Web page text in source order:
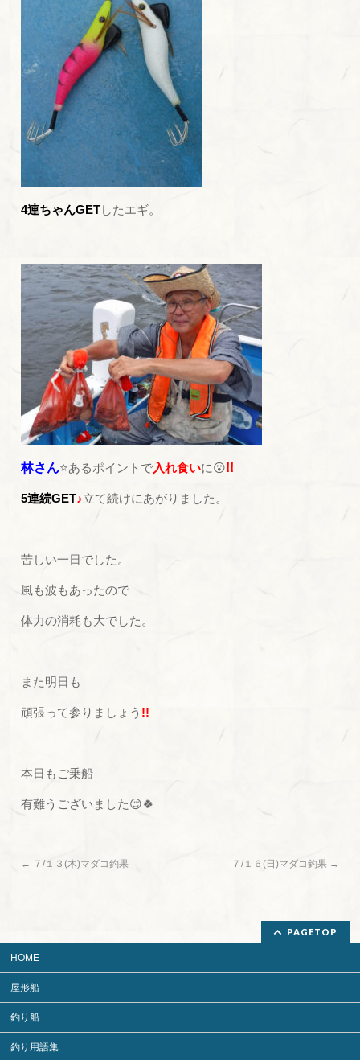
4連ちゃんGETしたエギ。
林さん⭐あるポイントで入れ食いに😮!!
5連続GET♪立て続けにあがりました。
苦しい一日でした。
風も波もあったので
体力の消耗も大でした。
また明日も
頑張って参りましょう !!
本日もご乗船
有難うございました😌🍀
← ７/１３(木)マダコ釣果 ７/１６(日)マダコ釣果 →
PAGETOP
HOME
屋形船
釣り船
釣り用語集